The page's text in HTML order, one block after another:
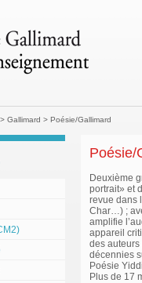
Gallimard > Poésie/Gallimard
Poésie/
Deuxième
portrait» et
revue dans
Char…) ;
amplifie
appareil
des auteurs
décennies
Poésie
Plus de 17